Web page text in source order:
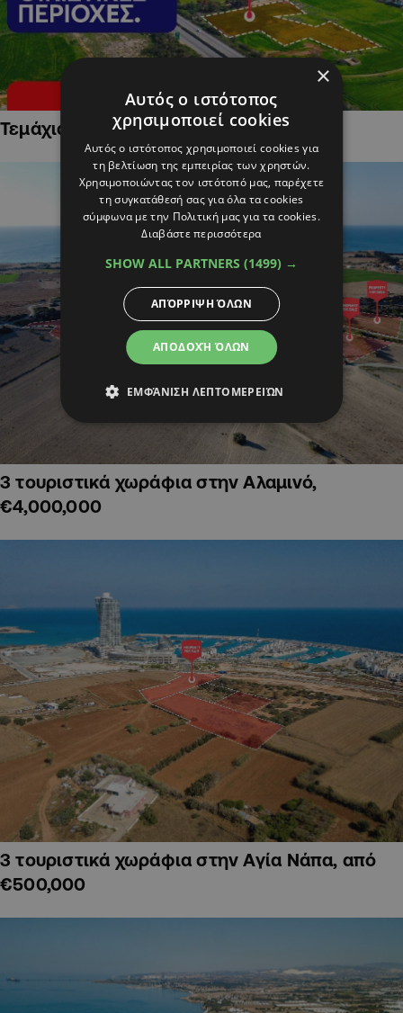
Τεμάχια Γης σε Οικιστικές Περιοχές
3 τουριστικά χωράφια στην Αλαμινό,
€4,000,000
3 τουριστικά χωράφια στην Αγία Νάπα, από
€500,000
×
Αυτός ο ιστότοπος
χρησιμοποιεί cookies
Αυτός ο ιστότοπος χρησιμοποιεί cookies για
τη βελτίωση της εμπειρίας των χρηστών.
Χρησιμοποιώντας τον ιστότοπό μας, παρέχετε
τη συγκατάθεσή σας για όλα τα cookies
σύμφωνα με την Πολιτική μας για τα cookies.
Διαβάστε περισσότερα
SHOW ALL PARTNERS (1499) →
ΑΠΟΔΟΧΉ ΌΛΩΝ
ΑΠΌΡΡΙΨΗ ΌΛΩΝ
ΕΜΦΆΝΙΣΗ ΛΕΠΤΟΜΕΡΕΙΏΝ